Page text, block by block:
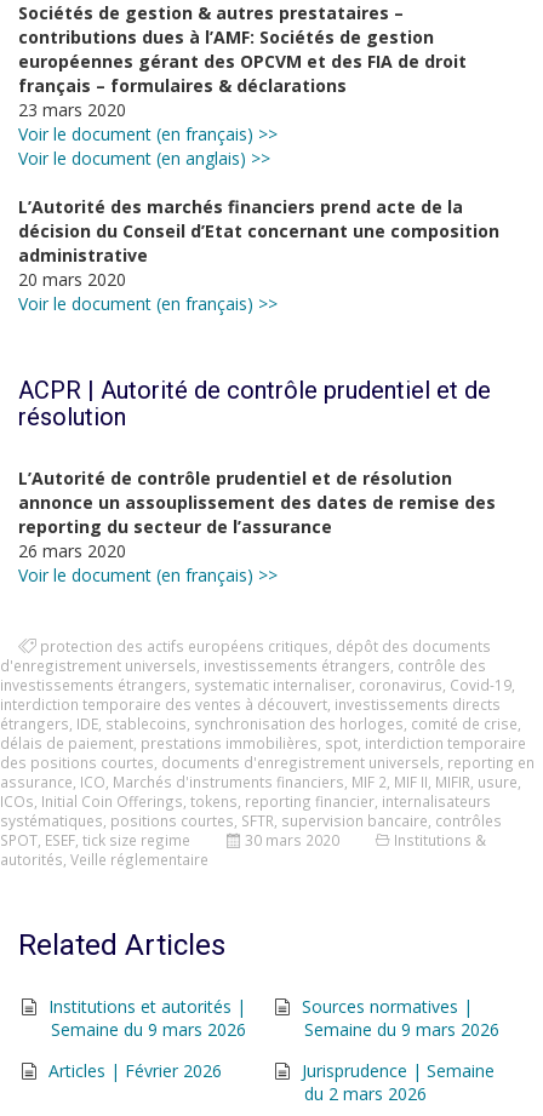
Sociétés de gestion & autres prestataires –
contributions dues à l’AMF: Sociétés de gestion
européennes gérant des OPCVM et des FIA de droit
français – formulaires & déclarations
23 mars 2020
Voir le document (en français) >>
Voir le document (en anglais) >>
L’Autorité des marchés financiers prend acte de la
décision du Conseil d’Etat concernant une composition
administrative
20 mars 2020
Voir le document (en français) >>
ACPR | Autorité de contrôle prudentiel et de
résolution
L’Autorité de contrôle prudentiel et de résolution
annonce un assouplissement des dates de remise des
reporting du secteur de l’assurance
26 mars 2020
Voir le document (en français) >>
protection des actifs européens critiques dépôt des documents
d'enregistrement universels investissements étrangers contrôle des
investissements étrangers systematic internaliser coronavirus Covid-19
interdiction temporaire des ventes à découvert investissements directs
étrangers IDE stablecoins synchronisation des horloges comité de crise
délais de paiement prestations immobilières spot interdiction temporaire
des positions courtes documents d'enregistrement universels reporting en
assurance ICO Marchés d'instruments financiers MIF 2 MIF II MIFIR usure
ICOs Initial Coin Offerings tokens reporting financier internalisateurs
systématiques positions courtes SFTR supervision bancaire contrôles
SPOT ESEF tick size regime 30 mars 2020
Institutions &
autorités Veille réglementaire
Related Articles
Institutions et autorités |
Semaine du 9 mars 2026
Sources normatives |
Semaine du 9 mars 2026
Articles | Février 2026
Jurisprudence | Semaine
du 2 mars 2026